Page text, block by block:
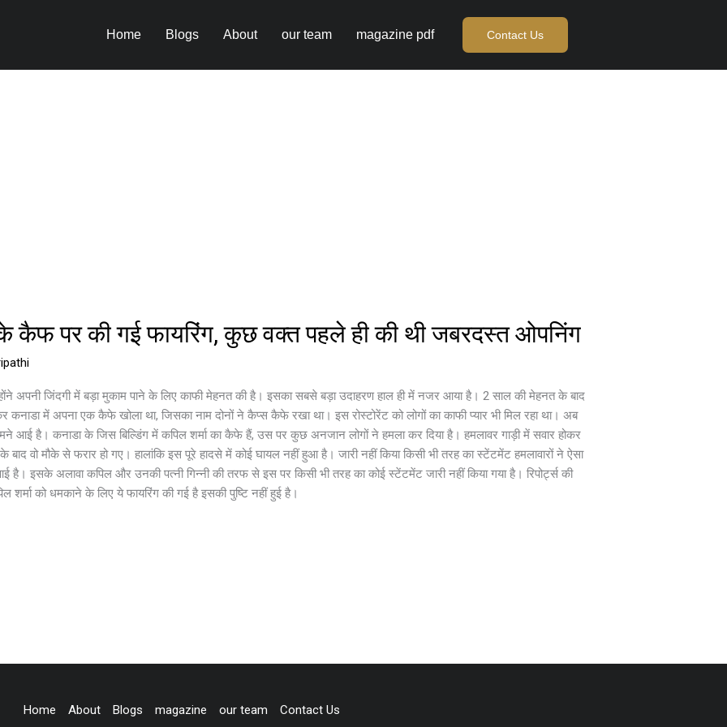
Home Blogs About our team magazine pdf Contact Us
के कैफ पर की गई फायरिंग, कुछ वक्त पहले ही की थी जबरदस्त ओपनिंग
अपनी जिंदगी में बड़ा मुकाम पाने के लिए काफी मेहनत की है। इसका सबसे बड़ा उदाहरण हाल ही में नजर आया है। 2 साल की मेहनत के बाद
कनाडा में अपना एक कैफे खोला था, जिसका नाम दोनों ने कैप्स कैफे रखा था। इस रोस्टोरेंट को लोगों का काफी प्यार भी मिल रहा था। अब
आई है। कनाडा के जिस बिल्डिंग में कपिल शर्मा का कैफे हैं, उस पर कुछ अनजान लोगों ने हमला कर दिया है। हमलावर गाड़ी में सवार होकर
वो मौके से फरार हो गए। हालांकि इस पूरे हादसे में कोई घायल नहीं हुआ है। जारी नहीं किया किसी भी तरह का स्टेंटमेंट हमलावारों ने ऐसा
है। इसके अलावा कपिल और उनकी पत्नी गिन्नी की तरफ से इस पर किसी भी तरह का कोई स्टेंटमेंट जारी नहीं किया गया है। रिपोर्ट्स की
शर्मा को धमकाने के लिए ये फायरिंग की गई है इसकी पुष्टि नहीं हुई है।
Home About Blogs magazine our team Contact Us